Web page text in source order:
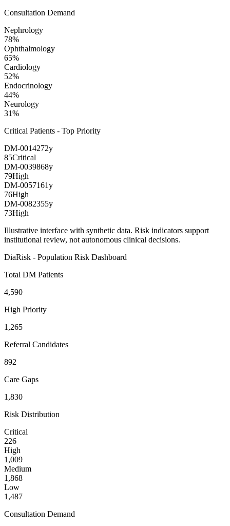
Consultation Demand
Nephrology
78%
Ophthalmology
65%
Cardiology
52%
Endocrinology
44%
Neurology
31%
Critical Patients - Top Priority
DM-0014272y
85Critical
DM-0039868y
79High
DM-0057161y
76High
DM-0082355y
73High
Illustrative interface with synthetic data. Risk indicators support
institutional review, not autonomous clinical decisions.
DiaRisk - Population Risk Dashboard
Total DM Patients
4,590
High Priority
1,265
Referral Candidates
892
Care Gaps
1,830
Risk Distribution
Critical
226
High
1,009
Medium
1,868
Low
1,487
Consultation Demand